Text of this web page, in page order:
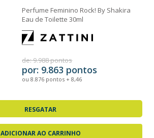
Perfume Feminino Rock! By Shakira
Eau de Toilette 30ml
de: 9.988 pontos
por: 9.863 pontos
ou 8.876 pontos + 8,46
RESGATAR
ADICIONAR AO CARRINHO